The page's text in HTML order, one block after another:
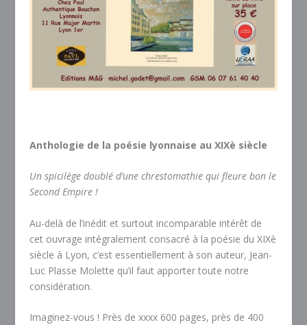
Anthologie de la poésie lyonnaise au XIXè siècle
Un spicilège doublé d’une chrestomathie qui fleure bon le
Second Empire !
Au-delà de l’inédit et surtout incomparable intérêt de
cet ouvrage intégralement consacré à la poésie du XIXè
siècle à Lyon, c’est essentiellement à son auteur, Jean-
Luc Plasse Molette qu’il faut apporter toute notre
considération.
Imaginez-vous ! Près de xxxx 600 pages, près de 400